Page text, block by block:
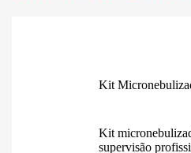
Kit
Kit
supervisão